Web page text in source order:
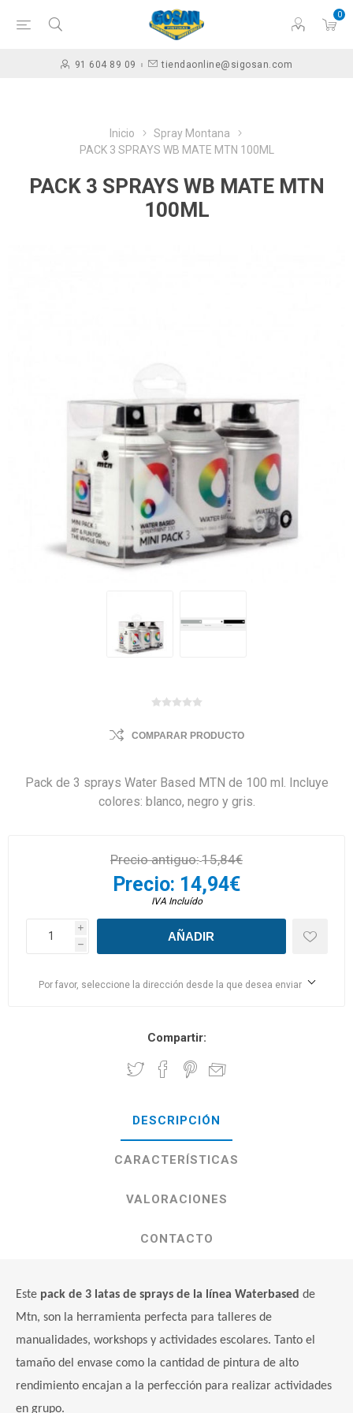
0
91 604 89 09 tiendaonline@sigosan.com
Inicio
Spray Montana
PACK 3 SPRAYS WB MATE MTN 100ML
PACK 3 SPRAYS WB MATE MTN
100ML
COMPARAR PRODUCTO
Pack de 3 sprays Water Based MTN de 100 ml. Incluye
colores: blanco, negro y gris.
Precio antiguo:15,84€
Precio: 14,94€
IVA Incluído
i
h
Por favor, seleccione la dirección desde la que desea enviar
Compartir:
DESCRIPCIÓN
CARACTERÍSTICAS
VALORACIONES
CONTACTO
Este pack de 3 latas de sprays de la línea Waterbased de
Mtn, son la herramienta perfecta para talleres de
manualidades, workshops y actividades escolares. Tanto el
tamaño del envase como la cantidad de pintura de alto
rendimiento encajan a la perfección para realizar actividades
en grupo.